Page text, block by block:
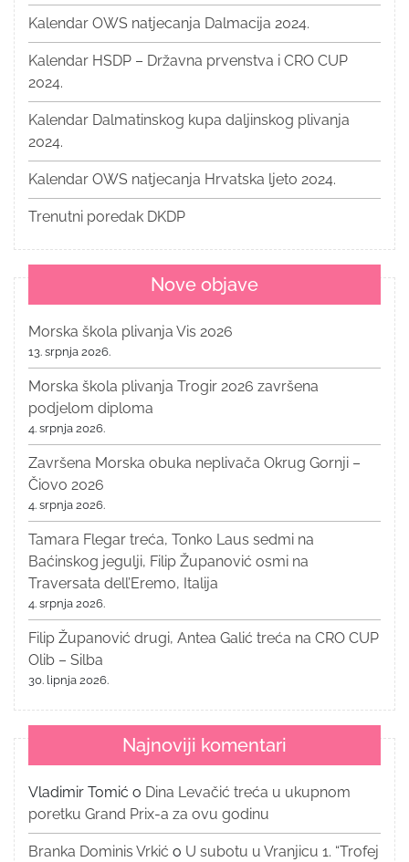
Kalendar OWS natjecanja Dalmacija 2024.
Kalendar HSDP – Državna prvenstva i CRO CUP
2024.
Kalendar Dalmatinskog kupa daljinskog plivanja
2024.
Kalendar OWS natjecanja Hrvatska ljeto 2024.
Trenutni poredak DKDP
Nove objave
Morska škola plivanja Vis 2026
13. srpnja 2026.
Morska škola plivanja Trogir 2026 završena
podjelom diploma
4. srpnja 2026.
Završena Morska obuka neplivača Okrug Gornji –
Čiovo 2026
4. srpnja 2026.
Tamara Flegar treća, Tonko Laus sedmi na
Baćinskog jegulji, Filip Županović osmi na
Traversata dell’Eremo, Italija
4. srpnja 2026.
Filip Županović drugi, Antea Galić treća na CRO CUP
Olib – Silba
30. lipnja 2026.
Najnoviji komentari
Vladimir Tomić o Dina Levačić treća u ukupnom
poretku Grand Prix-a za ovu godinu
Branka Dominis Vrkić o U subotu u Vranjicu 1. “Trofej